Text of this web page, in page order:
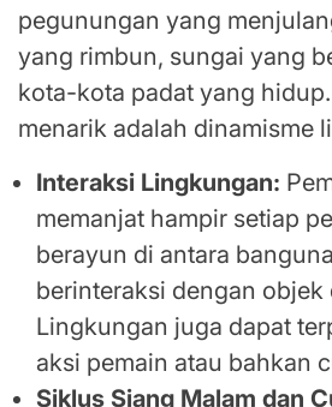
pegunungan yang
yang rimbun, sungai yang
kota-kota padat yang
menarik adalah dinamisme
Interaksi Lingkungan:
memanjat hampir setiap
berayun di antara
berinteraksi dengan objek
Lingkungan juga dapat
aksi pemain atau bahkan
Siklus Siang Malam dan